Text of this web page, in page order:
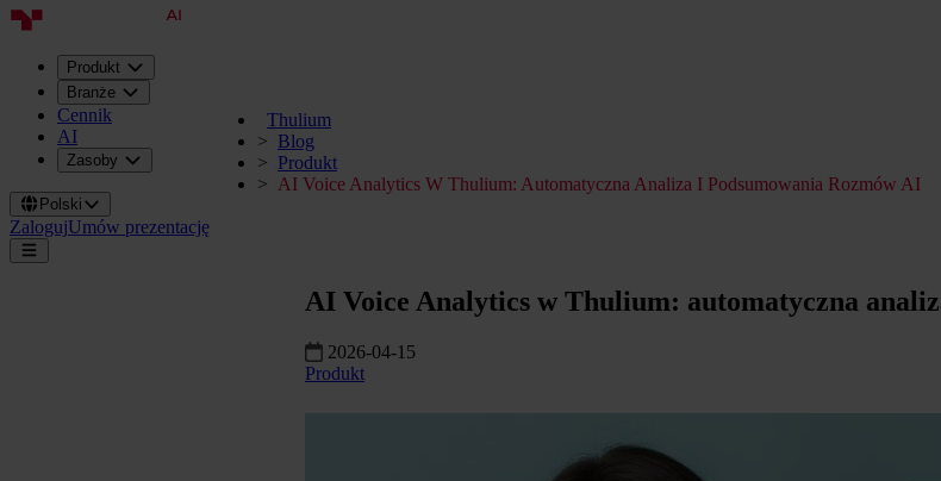
Produkt
Branże
Cennik
AI
Zasoby
Polski
ZalogujUmów prezentację
Thulium
Blog
Produkt
AI Voice Analytics W Thulium: Automatyczna Analiza I Podsumowania Rozmów AI
AI Voice Analytics w Thulium: automatyczna
2026-04-15
Produkt